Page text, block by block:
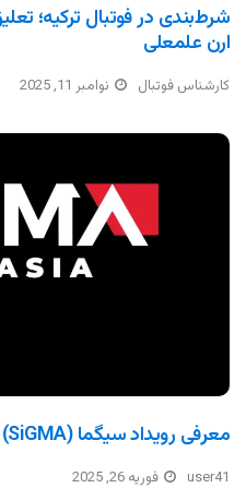
شرط‌بندی در فوتبال ترکیه؛
ارن علمعلی
کارشناس فوتبال نوامبر 11, 2025
معرفی رویداد سیگما (SiGMA)
user41 فوریه 26, 2025